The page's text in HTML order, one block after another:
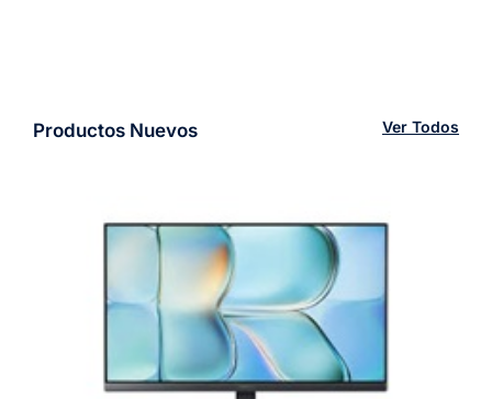
Productos Nuevos Ver Todos